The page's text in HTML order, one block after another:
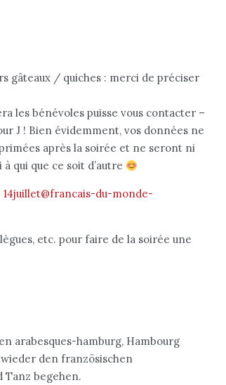
gâteaux / quiches : merci de préciser
les bénévoles puisse vous contacter –
J ! Bien évidemment, vos données ne
après la soirée et ne seront ni
qui que ce soit d’autre
14juillet@francais-du-monde-
etc. pour faire de la soirée une
arabesques-hamburg, Hambourg
wieder den französischen
Tanz begehen.